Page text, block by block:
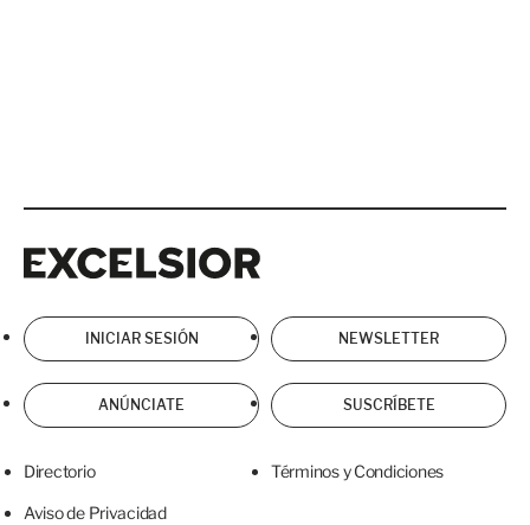
INICIAR SESIÓN NEWSLETTER
ANÚNCIATE SUSCRÍBETE
Directorio Términos y Condiciones
Aviso de Privacidad